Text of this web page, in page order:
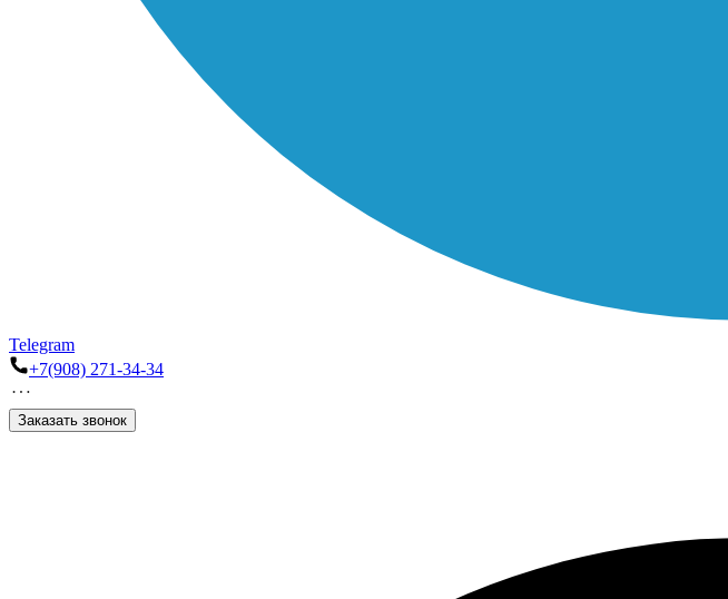
Telegram
+7(908) 271-34-34
Заказать звонок